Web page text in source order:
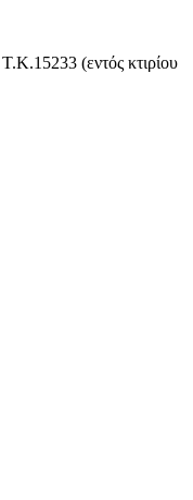
(εντός κτιρίου